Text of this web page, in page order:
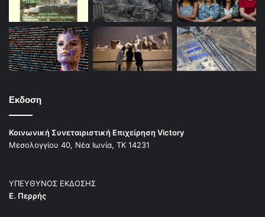
Εκδοση
Κοινωνική Συνεταιριστική Επιχείρηση Victory
Μεσολογγίου 40, Νέα Ιωνία, ΤΚ 14231
ΥΠΕΥΘΥΝΟΣ ΕΚΔΟΣΗΣ
Ε. Περρής